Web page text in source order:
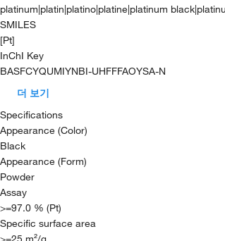
platinum|platin|platino|platine|platinum
SMILES
[Pt]
InChI Key
BASFCYQUMIYNBI-UHFFFAOYSA-N
더 보기
Specifications
Appearance (Color)
Black
Appearance (Form)
Powder
Assay
>=97.0 % (Pt)
Specific surface area
>=25 m²/g